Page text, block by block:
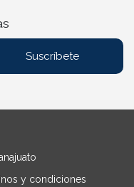
Suscríbete
y condiciones